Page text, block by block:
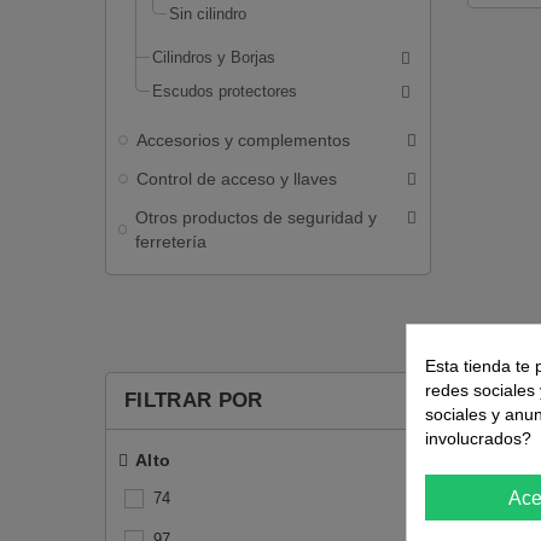
Sin cilindro
Cilindros y Borjas
Escudos protectores
Accesorios y complementos
Control de acceso y llaves
Otros productos de seguridad y
ferretería
FILTRAR POR
Alto
74
Esta tienda te
redes
sociales y
involucrados?